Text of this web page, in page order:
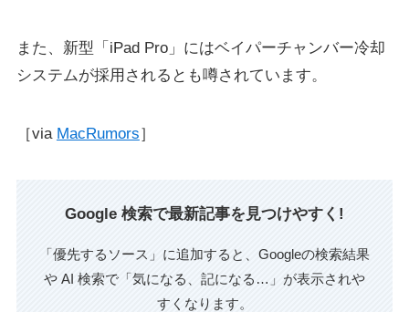
また、新型「iPad Pro」にはベイパーチャンバー冷却
システムが採用されるとも噂されています。
［via MacRumors］
Google 検索で最新記事を見つけやすく!
「優先するソース」に追加すると、Googleの検索結果
や AI 検索で「気になる、記になる…」が表示されや
すくなります。